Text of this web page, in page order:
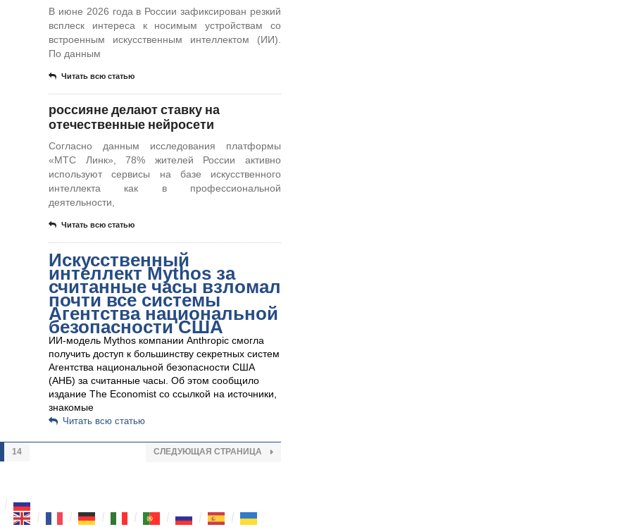
В июне 2026 года в России зафиксирован резкий
всплеск интереса к носимым устройствам со
встроенным искусственным интеллектом (ИИ).
По данным
Читать всю статью
россияне делают ставку на
отечественные нейросети
Согласно данным исследования платформы
«МТС Линк», 78% жителей России активно
используют сервисы на базе искусственного
интеллекта как в профессиональной
деятельности,
Читать всю статью
Искусственный
интеллект Mythos за
считанные часы взломал
почти все системы
Агентства национальной
безопасности США
ИИ-модель Mythos компании Anthropic смогла
получить доступ к большинству секретных систем
Агентства национальной безопасности США
(АНБ) за считанные часы. Об этом сообщило
издание The Economist со ссылкой на источники,
знакомые
Читать всю статью
14 СЛЕДУЮЩАЯ СТРАНИЦА